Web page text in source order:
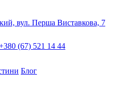
вул. Перша Виставкова, 7
(67) 521 14 44
Блог